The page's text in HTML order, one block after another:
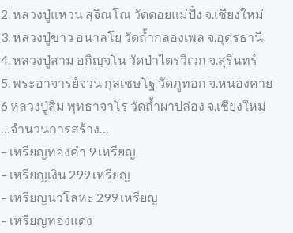
2. หลวงปู่แหวน สุจิณโณ วัดดอยแม่ปั๋ง จ.เชียงใหม่
3. หลวงปู่ขาว อนาลโย วัดถ้ำกลองเพล จ.อุดรธานี
4. หลวงปู่สาม อกิญฺจโน วัดป่าไตรวิเวก จ.สุรินทร์
5. พระอาจารย์จวน กุลเชษโฐ วัดภูทอก จ.หนองคาย
6 หลวงปู่สิม พุทธาจาโร วัดถ้ำผาปล่อง จ.เชียงใหม่
…จำนวนการสร้าง…
– เหรียญทองคำ 9 เหรียญ
– เหรียญเงิน 299 เหรียญ
– เหรียญนวโลหะ 299 เหรียญ
– เหรียญทองแดง